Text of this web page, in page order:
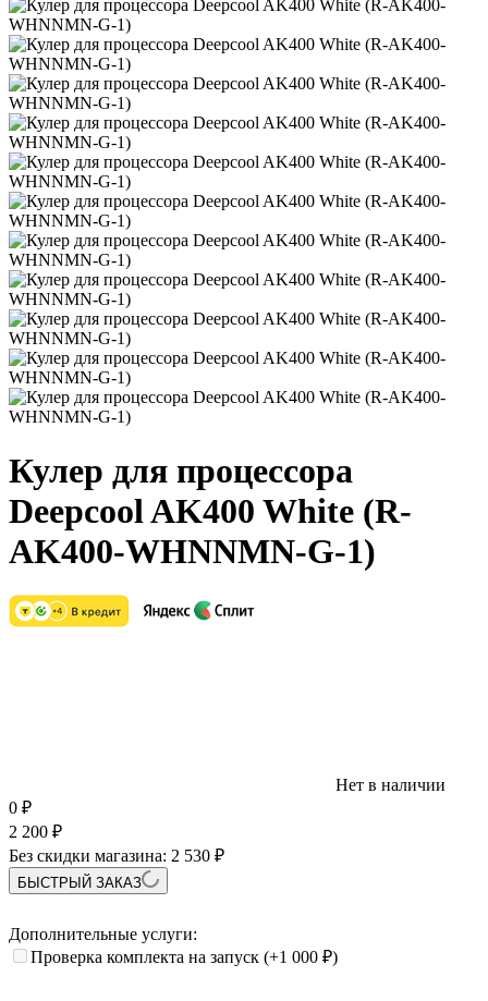
Кулер для процессора
Deepcool AK400 White (R-
AK400-WHNNMN-G-1)
Нет в наличии
0 ₽
2 200 ₽
Без скидки магазина: 2 530 ₽
БЫСТРЫЙ ЗАКАЗ
Дополнительные услуги:
Проверка комплекта на запуск (+1 000 ₽)